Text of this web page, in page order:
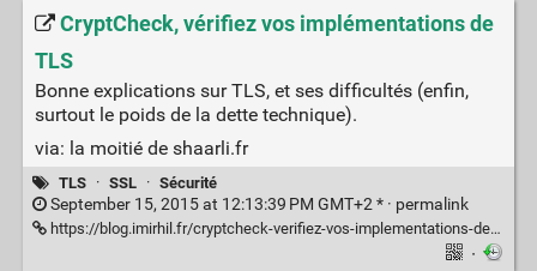
CryptCheck, vérifiez vos implémentations de
TLS
Bonne explications sur TLS, et ses difficultés (enfin,
surtout le poids de la dette technique).
via: la moitié de shaarli.fr
TLS · SSL · Sécurité
September 15, 2015 at 12:13:39 PM GMT+2 * · permalink
https://blog.imirhil.fr/cryptcheck-verifiez-vos-implementations-de-tls.html
·